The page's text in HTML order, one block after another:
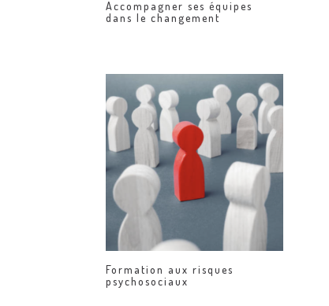
Accompagner ses équipes
dans le changement
Formation aux risques
psychosociaux